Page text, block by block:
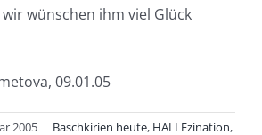
wünschen ihm viel Glück
09.01.05
2005 | Baschkirien heute, HALLEzination,